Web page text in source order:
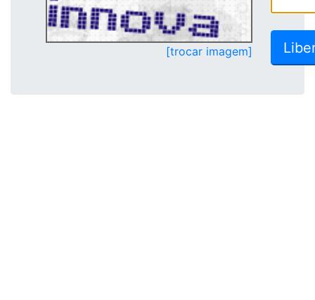
[trocar imagem]